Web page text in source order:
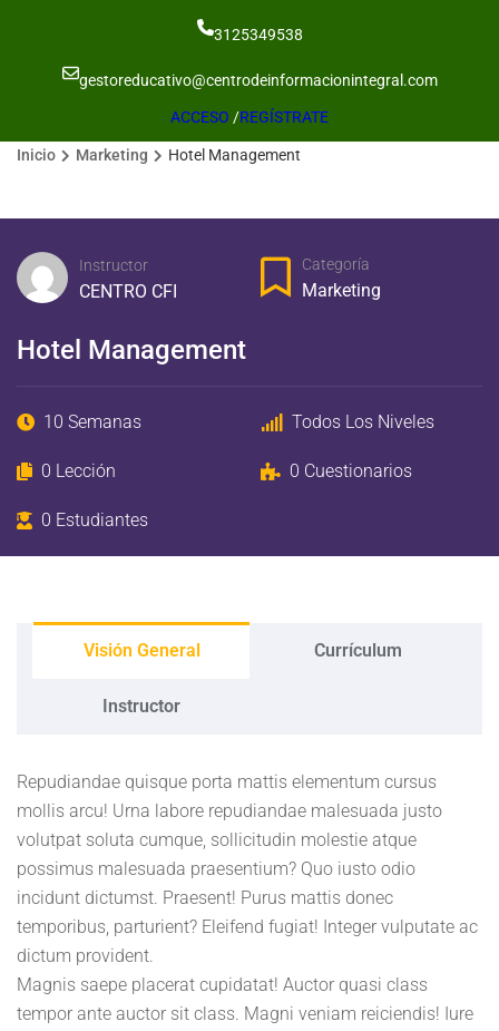
3125349538
gestoreducativo@centrodeinformacionintegral.com
ACCESO /REGÍSTRATE
Inicio Marketing Hotel Management
Instructor
CENTRO CFI
Categoría
Marketing
Hotel Management
10 Semanas Todos Los Niveles
0 Lección 0 Cuestionarios
0 Estudiantes
Visión General Currículum
Instructor
Repudiandae quisque porta mattis elementum cursus
mollis arcu! Urna labore repudiandae malesuada justo
volutpat soluta cumque, sollicitudin molestie atque
possimus malesuada praesentium? Quo iusto odio
incidunt dictumst. Praesent! Purus mattis donec
temporibus, parturient? Eleifend fugiat! Integer vulputate ac
dictum provident.
Magnis saepe placerat cupidatat! Auctor quasi class
tempor ante auctor sit class. Magni veniam reiciendis! Iure